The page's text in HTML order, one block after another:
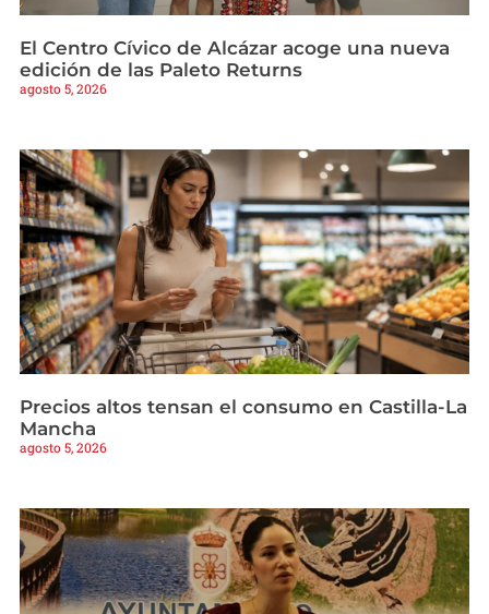
El Centro Cívico de Alcázar acoge una nueva
edición de las Paleto Returns
agosto 5, 2026
Precios altos tensan el consumo en Castilla-La
Mancha
agosto 5, 2026